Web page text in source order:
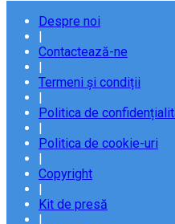
Despre noi
Contactează-ne
Termeni și condiții
Politica de
Politica de cookie-uri
Copyright
Kit de presă